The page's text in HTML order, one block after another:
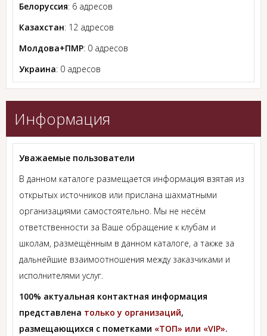
Белоруссия: 6 адресов
Казахстан: 12 адресов
Молдова+ПМР: 0 адресов
Украина: 0 адресов
Информация
Уважаемые пользователи
В данном каталоге размещается информация взятая из
открытых источников или прислана шахматными
организациями самостоятельно. Мы не несём
ответственности за Ваше обращение к клубам и
школам, размещённым в данном каталоге, а также за
дальнейшие взаимоотношения между заказчиками и
исполнителями услуг.
100% актуальная контактная информация
представлена только у организаций,
размещающихся с пометками «ТОП» или «VIP».